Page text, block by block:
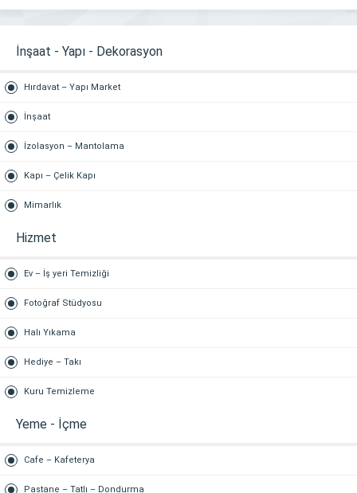
İnşaat - Yapı - Dekorasyon
Hırdavat – Yapı Market
İnşaat
İzolasyon – Mantolama
Kapı – Çelik Kapı
Mimarlık
Hizmet
Ev – İş yeri Temizliği
Fotoğraf Stüdyosu
Halı Yıkama
Hediye – Takı
Kuru Temizleme
Yeme - İçme
Cafe – Kafeterya
Pastane – Tatlı – Dondurma